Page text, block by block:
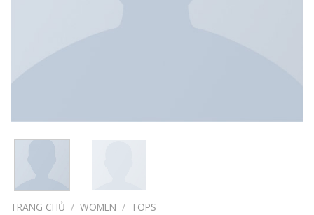
TRANG CHỦ / WOMEN / TOPS